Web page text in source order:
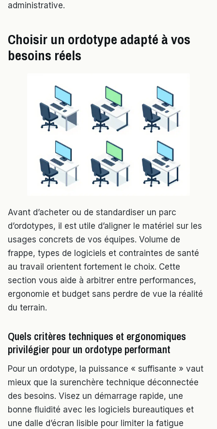
administrative.
Choisir un ordotype adapté à vos
besoins réels
Avant d’acheter ou de standardiser un parc
d’ordotypes, il est utile d’aligner le matériel sur les
usages concrets de vos équipes. Volume de
frappe, types de logiciels et contraintes de santé
au travail orientent fortement le choix. Cette
section vous aide à arbitrer entre performances,
ergonomie et budget sans perdre de vue la réalité
du terrain.
Quels critères techniques et ergonomiques
privilégier pour un ordotype performant
Pour un ordotype, la puissance « suffisante » vaut
mieux que la surenchère technique déconnectée
des besoins. Visez un démarrage rapide, une
bonne fluidité avec les logiciels bureautiques et
une dalle d’écran lisible pour limiter la fatigue